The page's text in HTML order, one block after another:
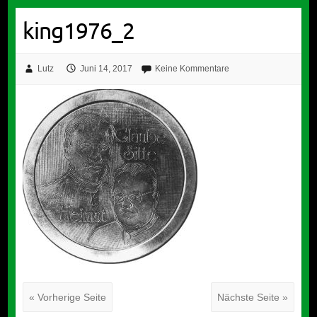
king1976_2
Lutz Juni 14, 2017 Keine Kommentare
« Vorherige Seite Nächste Seite »